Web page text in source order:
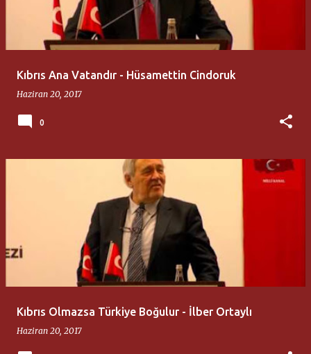
Kıbrıs Ana Vatandır - Hüsamettin Cindoruk
Haziran 20, 2017
0
Kıbrıs Olmazsa Türkiye Boğulur - İlber Ortaylı
Haziran 20, 2017